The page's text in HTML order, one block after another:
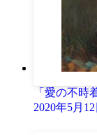
「愛の不
2020年5月12